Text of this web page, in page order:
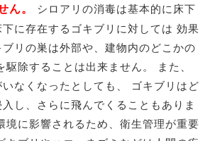
ん。
シロアリの消毒は基本的に床下
に存在するゴキブリに対しては 効果
リの巣は外部や、建物内のどこかの
除することは出来ません。 また、
なくなったとしても、 ゴキブリはど
し、さらに飛んでくることもありま
境に影響されるため、衛生管理が重要